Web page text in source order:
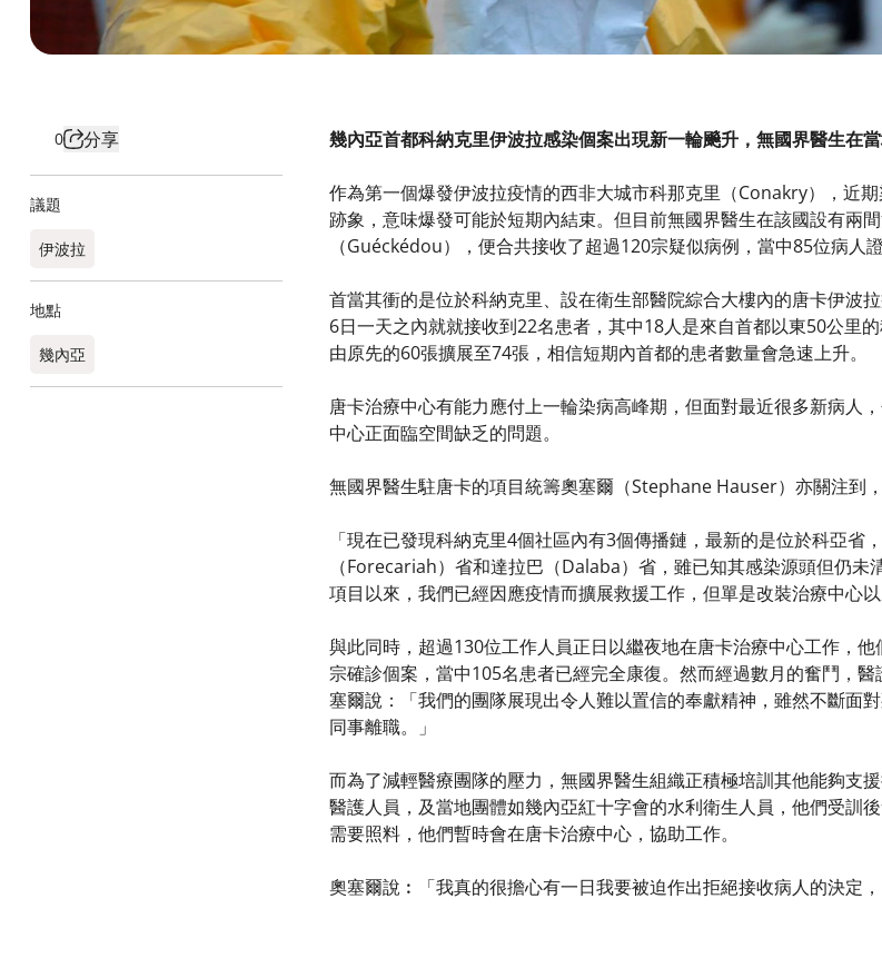
0 分享
議題
伊波拉
地點
幾內亞​
幾內亞首都科納克里伊波拉感染個案出現新一輪飈升，無國界醫生在
作為第一個爆發伊波拉疫情的西非大城市科那克里（Conakry），近
跡象，意味爆發可能於短期內結束。但目前無國界醫生在該國設有兩
（Guéckédou），便合共接收了超過120宗疑似病例，當中85位病人
首當其衝的是位於科納克里、設在衛生部醫院綜合大樓內的唐卡伊波
6日一天之內就就接收到22名患者，其中18人是來自首都以東50公里
由原先的60張擴展至74張，相信短期內首都的患者數量會急速上升。
唐卡治療中心有能力應付上一輪染病高峰期，但面對最近很多新病人
中心正面臨空間缺乏的問題。
無國界醫生駐唐卡的項目統籌奧塞爾（Stephane Hauser）亦關注到
「現在已發現科納克里4個社區內有3個傳播鏈，最新的是位於科亞
（Forecariah）省和達拉巴（Dalaba）省，雖已知其感染源頭但仍
項目以來，我們已經因應疫情而擴展救援工作，但單是改裝治療中心
與此同時，超過130位工作人員正日以繼夜地在唐卡治療中心工作，
宗確診個案，當中105名患者已經完全康復。然而經過數月的奮鬥，
塞爾說：「我們的團隊展現出令人難以置信的奉獻精神，雖然不斷面
同事離職。」
而為了減輕醫療團隊的壓力，無國界醫生組織正積極培訓其他能夠支
醫護人員，及當地團體如幾內亞紅十字會的水利衛生人員，他們受訓
需要照料，他們暫時會在唐卡治療中心，協助工作。
奧塞爾說︰「我真的很擔心有一日我要被迫作出拒絕接收病人的決定